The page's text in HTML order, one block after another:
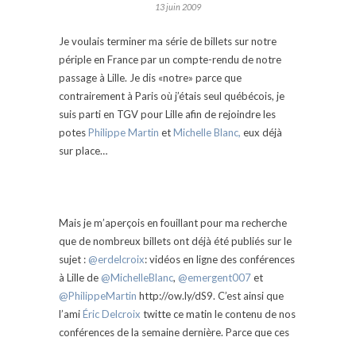
13 juin 2009
Je voulais terminer ma série de billets sur notre
périple en France par un compte-rendu de notre
passage à Lille. Je dis «notre» parce que
contrairement à Paris où j’étais seul québécois, je
suis parti en TGV pour Lille afin de rejoindre les
potesPhilippe Martin etMichelle Blanc, eux déjà
sur place…
Mais je m’aperçois en fouillant pour ma recherche
que de nombreux billets ont déjà été publiés sur le
sujet : @erdelcroix: vidéos en ligne des conférences
à Lille de @MichelleBlanc, @emergent007et
@PhilippeMartin http://ow.ly/dS9. C’est ainsi que
l’amiÉric Delcroix twitte ce matin le contenu de nos
conférences de la semaine dernière. Parce que ces